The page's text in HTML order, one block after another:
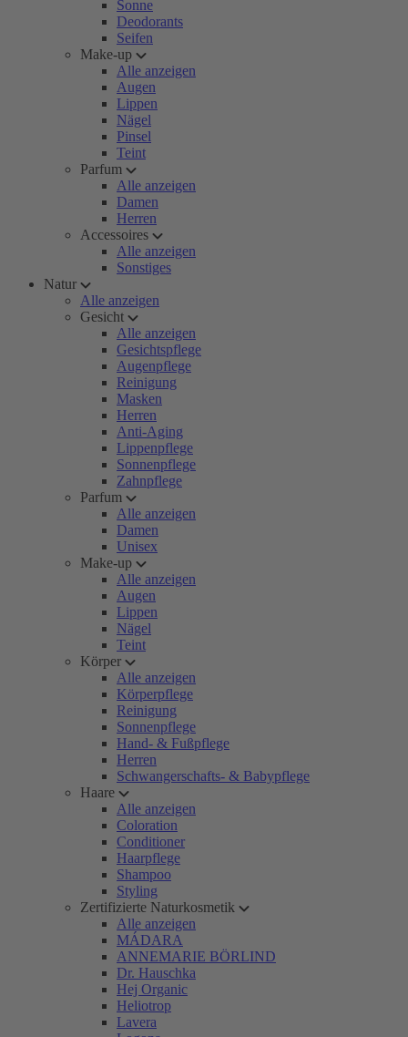
Sonne
Deodorants
Seifen
Make-up
Alle anzeigen
Augen
Lippen
Nägel
Pinsel
Teint
Parfum
Alle anzeigen
Damen
Herren
Accessoires
Alle anzeigen
Sonstiges
Natur
Alle anzeigen
Gesicht
Alle anzeigen
Gesichtspflege
Augenpflege
Reinigung
Masken
Herren
Anti-Aging
Lippenpflege
Sonnenpflege
Zahnpflege
Parfum
Alle anzeigen
Damen
Unisex
Make-up
Alle anzeigen
Augen
Lippen
Nägel
Teint
Körper
Alle anzeigen
Körperpflege
Reinigung
Sonnenpflege
Hand- & Fußpflege
Herren
Schwangerschafts- & Babypflege
Haare
Alle anzeigen
Coloration
Conditioner
Haarpflege
Shampoo
Styling
Zertifizierte Naturkosmetik
Alle anzeigen
MÁDARA
ANNEMARIE BÖRLIND
Dr. Hauschka
Hej Organic
Heliotrop
Lavera